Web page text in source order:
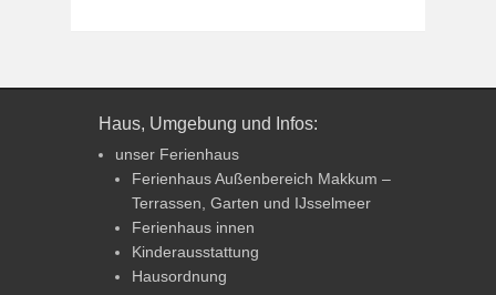
Haus, Umgebung und Infos:
unser Ferienhaus
Ferienhaus Außenbereich Makkum –
Terrassen, Garten und IJsselmeer
Ferienhaus innen
Kinderausstattung
Hausordnung